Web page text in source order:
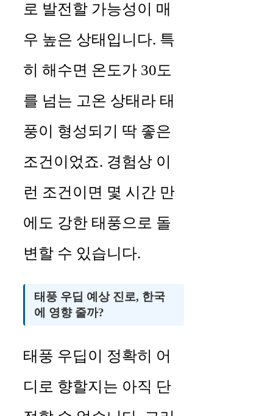
로 발전할 가능성이 매
우 높은 상태입니다. 특
히 해수면 온도가 30도
를 넘는 고온 상태라 태
풍이 형성되기 딱 좋은
조건이었죠. 경험상 이
런 조건이면 몇 시간 만
에도 강한 태풍으로 돌
변할 수 있습니다.
태풍 우딥 예상 진로, 한국
에 영향 줄까?
태풍 우딥이 정확히 어
디로 향할지는 아직 단